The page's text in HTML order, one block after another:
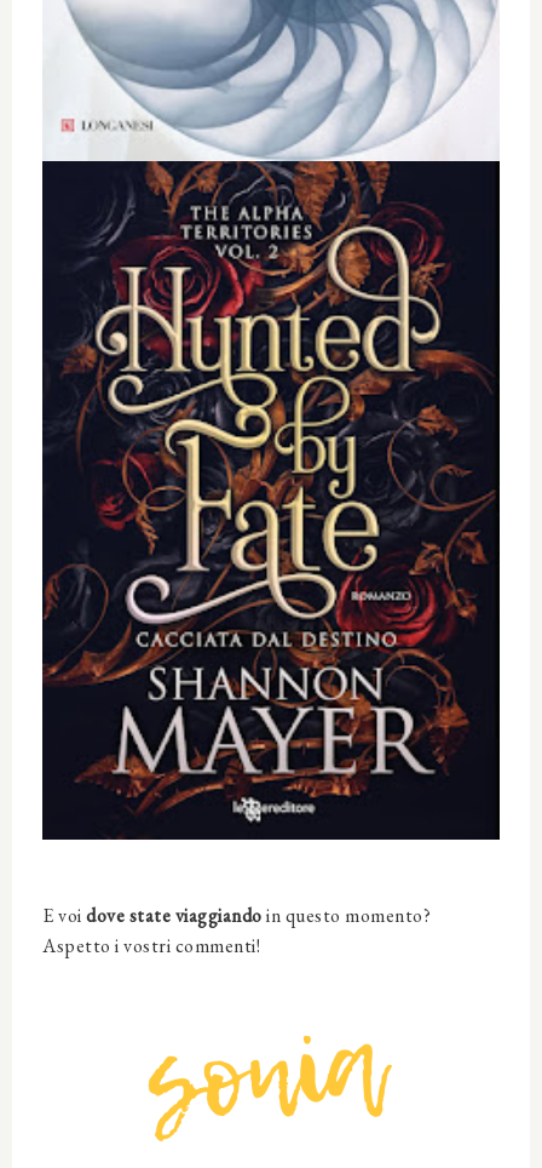
E voidove state viaggiandoin questo momento?
Aspetto i vostri commenti!